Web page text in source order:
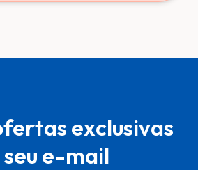
exclusivas
seu e-mail